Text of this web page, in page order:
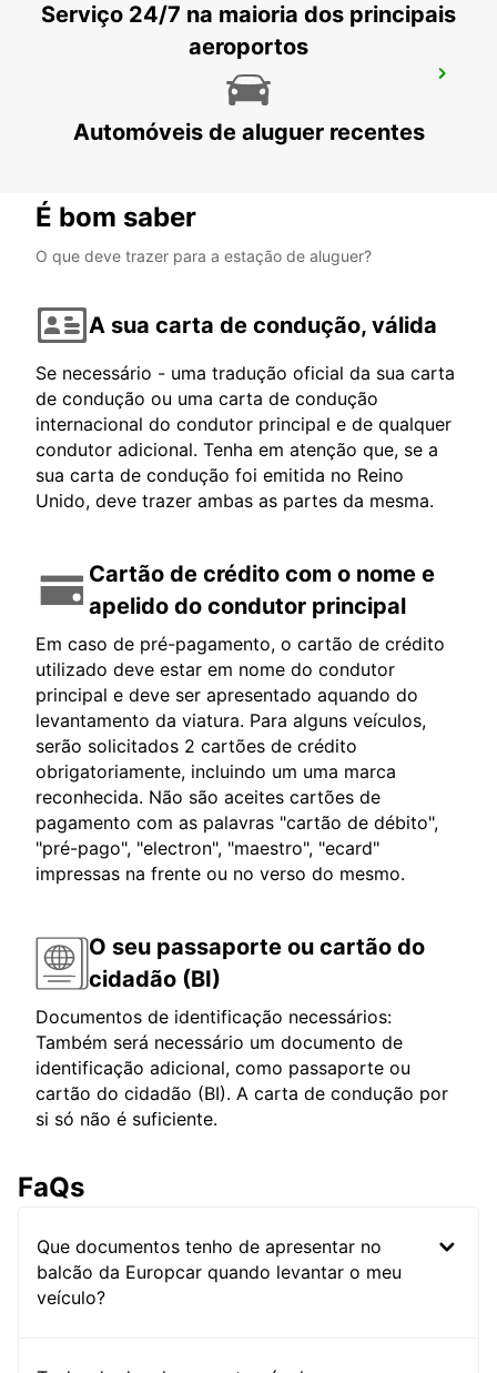
LULEA KALLAX AEROPORTO
Serviço 24/7 na maioria dos principais
aeroportos
Automóveis de aluguer recentes
É bom saber
O que deve trazer para a estação de aluguer?
A sua carta de condução, válida
Se necessário - uma tradução oficial da sua carta
de condução ou uma carta de condução
internacional do condutor principal e de qualquer
condutor adicional. Tenha em atenção que, se a
sua carta de condução foi emitida no Reino
Unido, deve trazer ambas as partes da mesma.
Cartão de crédito com o nome e
apelido do condutor principal
Em caso de pré-pagamento, o cartão de crédito
utilizado deve estar em nome do condutor
principal e deve ser apresentado aquando do
levantamento da viatura. Para alguns veículos,
serão solicitados 2 cartões de crédito
obrigatoriamente, incluindo um uma marca
reconhecida. Não são aceites cartões de
pagamento com as palavras "cartão de débito",
"pré-pago", "electron", "maestro", "ecard"
impressas na frente ou no verso do mesmo.
O seu passaporte ou cartão do
cidadão (BI)
Documentos de identificação necessários:
Também será necessário um documento de
identificação adicional, como passaporte ou
cartão do cidadão (BI). A carta de condução por
si só não é suficiente.
FaQs
Que documentos tenho de apresentar no
balcão da Europcar quando levantar o meu
veículo?